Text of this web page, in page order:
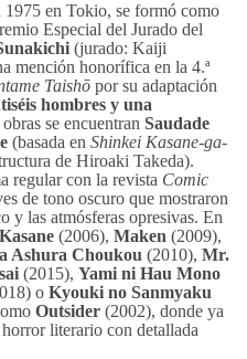
1975 en Tokio, se formó como
Especial del Jurado del
(jurado: Kaiji
mención honorífica en la 4.ª
Taishō por su adaptación
hombres y una
se encuentran Saudade
(basada en Shinkei Kasane-ga-
de Hiroaki Takeda).
regular con la revista Comic
de tono oscuro que mostraron
y las atmósferas opresivas. En
Kasane (2006), Maken (2009),
Ashura Choukou (2010), Mr.
(2015), Yami ni Hau Mono
o Kyouki no Sanmyaku
Outsider (2002), donde ya
literario con detallada